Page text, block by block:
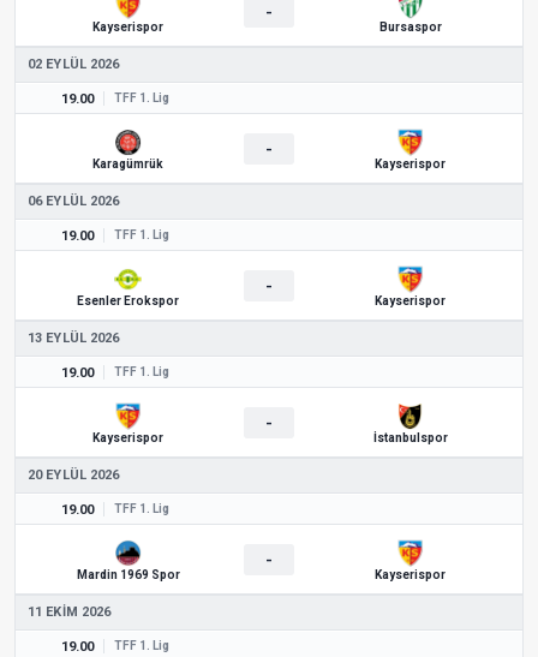
Kayserispor
-
Bursaspor
02 EYLÜL 2026
19.00 TFF 1. Lig
Karagümrük
-
Kayserispor
06 EYLÜL 2026
19.00 TFF 1. Lig
Esenler Erokspor
-
Kayserispor
13 EYLÜL 2026
19.00 TFF 1. Lig
Kayserispor
-
İstanbulspor
20 EYLÜL 2026
19.00 TFF 1. Lig
Mardin 1969 Spor
-
Kayserispor
11 EKIM 2026
19.00 TFF 1. Lig